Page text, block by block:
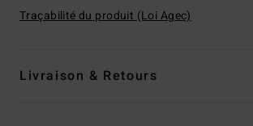
Traçabilité du produit (Loi Agec)
Livraison & Retours